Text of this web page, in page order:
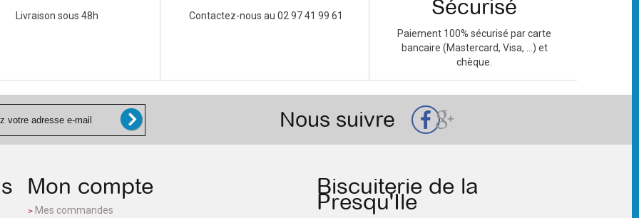
Livraison sous 48h Contactez-nous au 02 97 41 99 61 Sécurisé
Paiement 100% sécurisé par carte
bancaire (Mastercard, Visa, ...) et
chèque.
Nous suivre
Mon compte
Mes commandes
Biscuiterie de la
Presqu'Ile